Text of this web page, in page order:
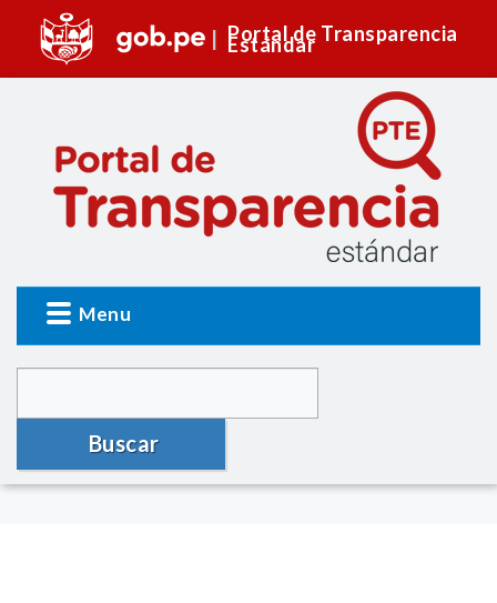
Portal de Transparencia
Estándar
Menu
Buscar